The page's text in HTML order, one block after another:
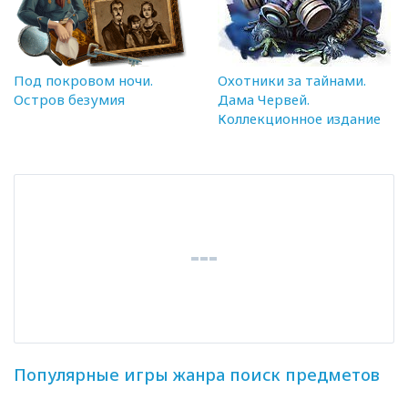
Под покровом ночи.
Остров безумия
Охотники за тайнами.
Дама Червей.
Коллекционное издание
Популярные игры жанра поиск предметов